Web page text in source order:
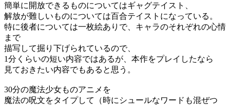
簡単に開放できるものについてはギャグテイスト、
解放が難しいものについては百合テイストになっている。
特に後者については一枚絵ありで、キャラのそれぞれの心情
まで
描写して掘り下げられているので、
1分くらいの短い内容ではあるが、本作をプレイしたなら
見ておきたい内容でもあると思う。
30分の魔法少女ものアニメを
魔法の呪文をタイプして（時にシュールなワードも混ぜつ